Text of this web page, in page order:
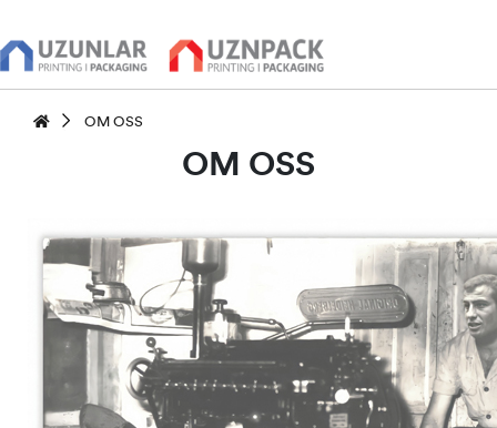
OM OSS
OM OSS